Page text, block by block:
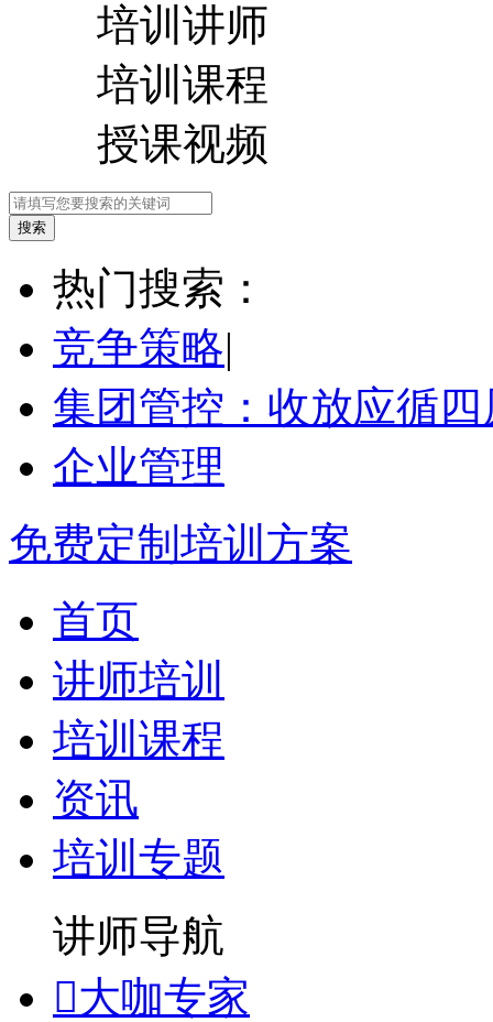
培训讲师
培训课程
授课视频
热门搜索：
竞争策略|
集团管控：收放应循四
企业管理
免费定制培训方案
首页
讲师培训
培训课程
资讯
培训专题
讲师导航
大咖专家